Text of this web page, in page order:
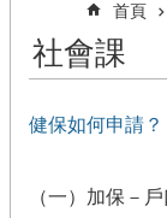
首頁
社會課
健保如何申請？
（一）加保－